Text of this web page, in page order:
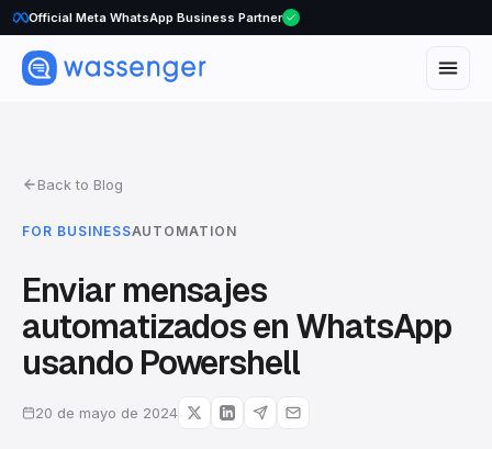
Official Meta WhatsApp Business Partner
Back to Blog
FOR BUSINESSAUTOMATION
Enviar mensajes
automatizados en WhatsApp
usando Powershell
20 de mayo de 2024